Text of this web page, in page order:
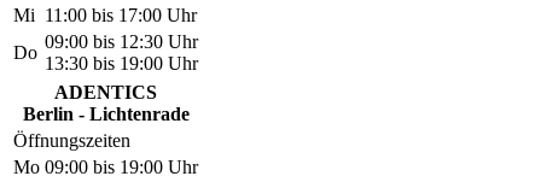
Mi 11:00 bis 17:00 Uhr
Do
09:00 bis 12:30 Uhr
13:30 bis 19:00 Uhr
ADENTICS
Berlin - Lichtenrade
Öffnungszeiten
Mo 09:00 bis 19:00 Uhr